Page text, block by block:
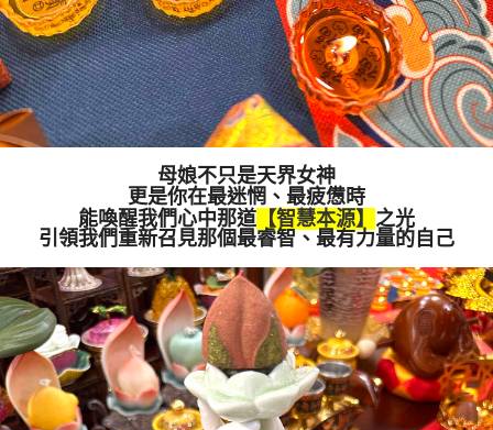
母娘不只是天界女神
更是你在最迷惘、最疲憊時
能喚醒我們心中那道 【智慧本源】 之光
引領我們重新召見那個最睿智、最有力量的自己